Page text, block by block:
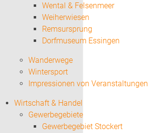
Wental & Felsenmeer
Weiherwiesen
Remsursprung
Dorfmuseum Essingen
Wanderwege
Wintersport
Impressionen von Veranstaltungen
Wirtschaft & Handel
Gewerbegebiete
Gewerbegebiet Stockert